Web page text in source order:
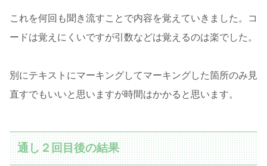
これを何回も聞き流すことで内容を覚えていきました。コ
ードは覚えにくいですが引数などは覚えるのは楽でした。
別にテキストにマーキングしてマーキングした箇所のみ見
直すでもいいと思いますが時間はかかると思います。
通し２回目後の結果